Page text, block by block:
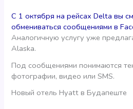
С 1 октября на рейсах Delta вы
обмениваться сообщениями в
Аналогичную услугу уже
Alaska.
Под сообщениями понимаются
фотографии, видео или SMS.
Новый отель Hyatt в Будапеште